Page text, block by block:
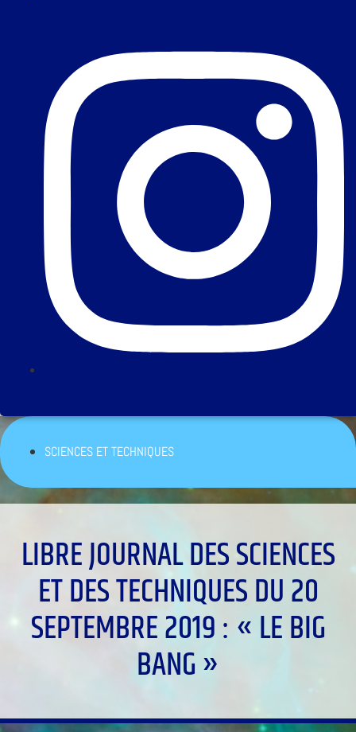
SCIENCES ET TECHNIQUES
LIBRE JOURNAL DES SCIENCES
ET DES TECHNIQUES DU 20
SEPTEMBRE 2019 : « LE BIG
BANG »